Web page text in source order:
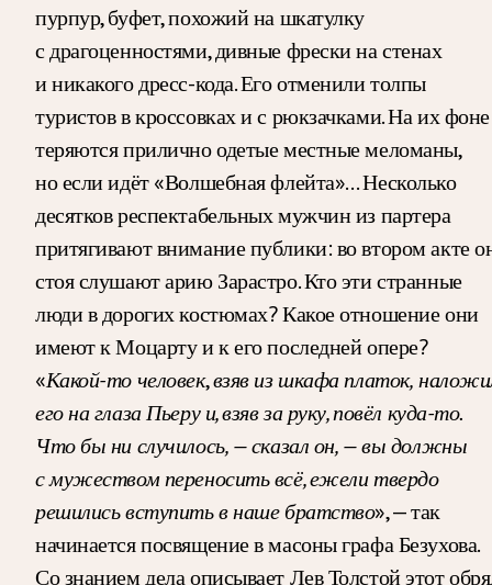
пурпур, буфет, похожий на шкатулку
с драгоценностями, дивные фрески на стенах
и никакого дресс-кода. Его отменили толпы
туристов в кроссовках и с рюкзачками. На их фоне
теряются прилично одетые местные меломаны,
но если идёт «Волшебная флейта»… Несколько
десятков респектабельных мужчин из партера
притягивают внимание публики: во втором акте
стоя слушают арию Зарастро. Кто эти странные
люди в дорогих костюмах? Какое отношение они
имеют к Моцарту и к его последней опере?
«Какой-то человек,взяв из шкафа платок,
его на глаза Пьеру и, взяв за руку, повёл куда-то.
Что бы ни случилось, — сказал он, — вы должны
с мужеством переносить всё, ежели твердо
решились вступить в наше братство», — так
начинается посвящение в масоны графа Безухова.
Со знанием дела описывает Лев Толстой этот